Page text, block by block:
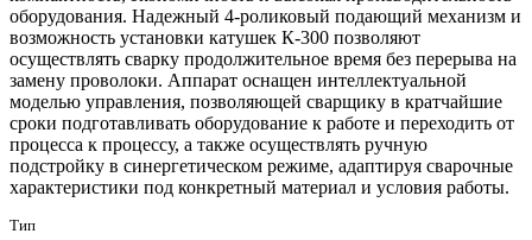
оборудования. Надежный 4-роликовый подающий механизм и
возможность установки катушек К-300 позволяют
осуществлять сварку продолжительное время без перерыва на
замену проволоки. Аппарат оснащен интеллектуальной
моделью управления, позволяющей сварщику в кратчайшие
сроки подготавливать оборудование к работе и переходить от
процесса к процессу, а также осуществлять ручную
подстройку в синергетическом режиме, адаптируя сварочные
характеристики под конкретный материал и условия работы.
Тип